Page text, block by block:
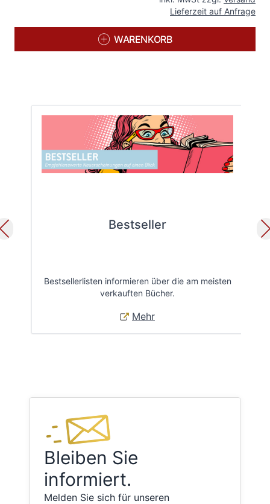
Lieferzeit auf Anfrage
WARENKORB
Bestseller
Bestsellerlisten informieren über die am meisten
verkauften Bücher.
Mehr
Bleiben Sie
informiert.
Melden Sie sich für unseren